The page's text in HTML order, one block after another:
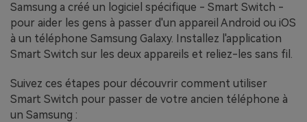
Samsung a créé un logiciel spécifique - Smart Switch -
pour aider les gens à passer d'un appareil Android ou iOS
à un téléphone Samsung Galaxy. Installez l'application
Smart Switch sur les deux appareils et reliez-les sans fil.
Suivez ces étapes pour découvrir comment utiliser
Smart Switch pour passer de votre ancien téléphone à
un Samsung :